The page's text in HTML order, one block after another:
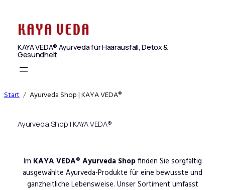
springen
KAYA VEDA® Ayurveda für Haarausfall, Detox &
Gesundheit
Start Ayurveda Shop | KAYA VEDA®
Ayurveda Shop | KAYA VEDA®
Im KAYA VEDA® Ayurveda Shopfinden Sie sorgfältig
ausgewählte Ayurveda-Produkte für eine bewusste und
ganzheitliche Lebensweise. Unser Sortiment umfasst